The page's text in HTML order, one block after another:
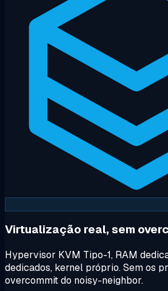
Virtualização real, sem
Hypervisor KVM Tipo-1, RAM
dedicados, kernel próprio. Sem os
overcommit do noisy-neighbor.